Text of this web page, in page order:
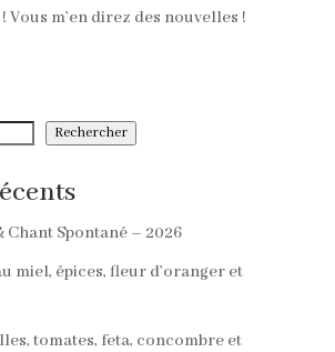
Vous m’en direz des nouvelles !
Rechercher
Chant Spontané – 2026
miel, épices, fleur d’oranger et
tomates, feta, concombre et